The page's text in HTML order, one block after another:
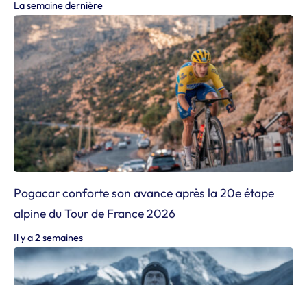
La semaine dernière
Pogacar conforte son avance après la 20e étape
alpine du Tour de France 2026
Il y a 2 semaines